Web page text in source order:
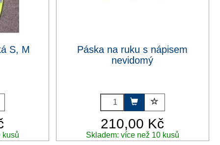
S, M
kusů
Páska na ruku s nápisem
nevidomý
210,00 Kč
Skladem: více než 10 kusů